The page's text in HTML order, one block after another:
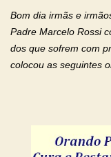
Bom dia irmãs e
Padre Marcelo Rossi
dos que sofrem com
colocou as seguintes
Senhora! Adriana-
Jesus esteja ao